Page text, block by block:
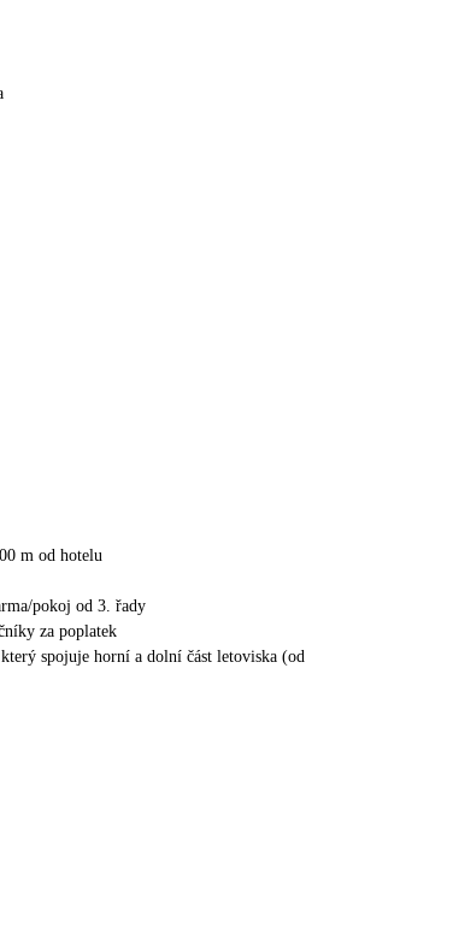
m od hotelu
pokoj od 3. řady
za poplatek
spojuje horní a dolní část letoviska (od